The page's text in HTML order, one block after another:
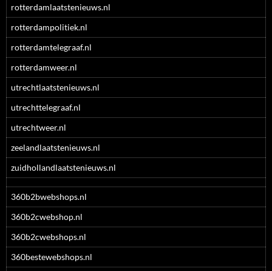
rotterdamlaatstenieuws.nl
rotterdampolitiek.nl
rotterdamtelegraaf.nl
rotterdamweer.nl
utrechtlaatstenieuws.nl
utrechttelegraaf.nl
utrechtweer.nl
zeelandlaatstenieuws.nl
zuidhollandlaatstenieuws.nl
360b2bwebshops.nl
360b2cwebshop.nl
360b2cwebshops.nl
360bestewebshops.nl